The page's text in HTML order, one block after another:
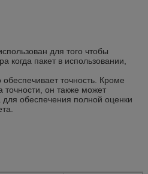
для того чтобы
когда пакет в использовании,
точность. Кроме
он также может
для обеспечения полной оценки